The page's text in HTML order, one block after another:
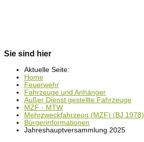
Sie sind hier
Aktuelle Seite:
Home
Feuerwehr
Fahrzeuge und Anhänger
Außer Dienst gestellte Fahrzeuge
MZF - MTW
Mehrzweckfahrzeug (MZF) (BJ 1978)
Bürgerinformationen
Jahreshauptversammlung 2025